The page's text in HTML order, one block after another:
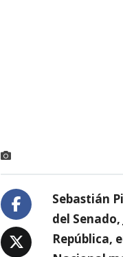
Sebastián
del
República,